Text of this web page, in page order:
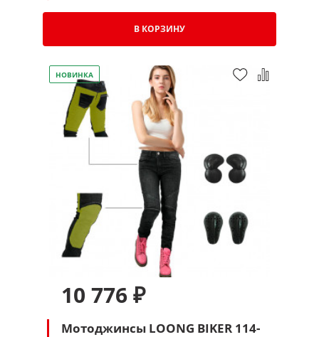
В КОРЗИНУ
НОВИНКА
10 776 ₽
Мотоджинсы LOONG BIKER 114-